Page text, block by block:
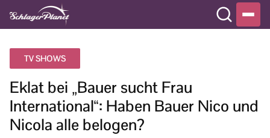
TV SHOWS
Eklat bei „Bauer sucht Frau
International“: Haben Bauer Nico und
Nicola alle belogen?